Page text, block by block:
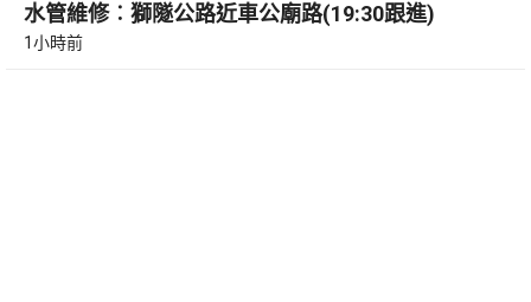
水管維修︰獅隧公路近車公廟路(19:30跟進)
1小時前